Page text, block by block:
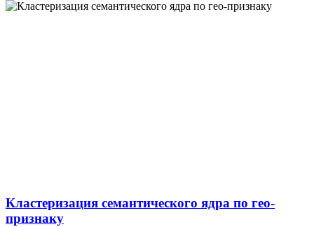
Кластеризация семантического ядра по гео-
признаку